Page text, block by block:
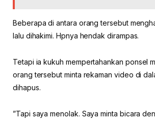
Beberapa di antara orang tersebut
lalu dihakimi. Hpnya hendak dirampas.
Tetapi ia kukuh mempertahankan ponsel
orang tersebut minta rekaman video di
dihapus.
”Tapi saya menolak. Saya minta bicara